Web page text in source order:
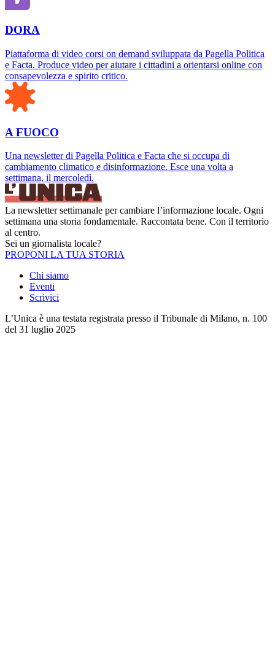
DORA
Piattaforma di video corsi on demand sviluppata da Pagella Politica
e Facta. Produce video per aiutare i cittadini a orientarsi online con
consapevolezza e spirito critico.
A FUOCO
Una newsletter di Pagella Politica e Facta che si occupa di
cambiamento climatico e disinformazione. Esce una volta a
settimana, il mercoledì.
La newsletter settimanale per cambiare l’informazione locale. Ogni
settimana una storia fondamentale. Raccontata bene. Con il territorio
al centro.
Sei un giornalista locale?
PROPONI LA TUA STORIA
Chi siamo
Eventi
Scrivici
L’Unica è una testata registrata presso il Tribunale di Milano, n. 100
del 31 luglio 2025